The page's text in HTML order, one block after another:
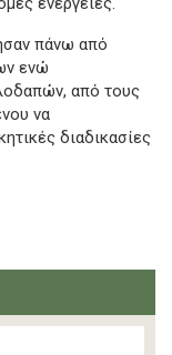
πάνω από
ενώ
από τους
να
διαδικασίες